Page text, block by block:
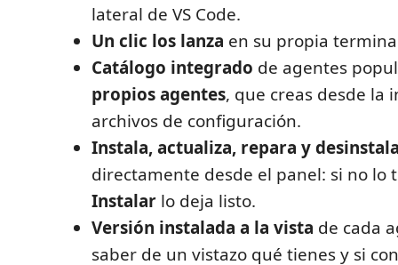
lateral de VS Code.
Un clic los lanza en su propia
Catálogo integrado de agentes
propios agentes, que creas desde la
archivos de configuración.
Instala, actualiza, repara y
directamente desde el panel: si no lo
Instalar lo deja listo.
Versión instalada a la vista de cada
saber de un vistazo qué tienes y si